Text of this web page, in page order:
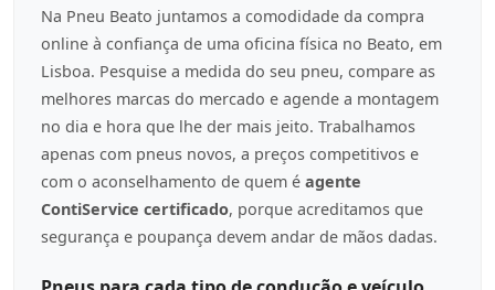
Na Pneu Beato juntamos a comodidade da compra
online à confiança de uma oficina física no Beato, em
Lisboa. Pesquise a medida do seu pneu, compare as
melhores marcas do mercado e agende a montagem
no dia e hora que lhe der mais jeito. Trabalhamos
apenas com pneus novos, a preços competitivos e
com o aconselhamento de quem é agente
ContiService certificado, porque acreditamos que
segurança e poupança devem andar de mãos dadas.